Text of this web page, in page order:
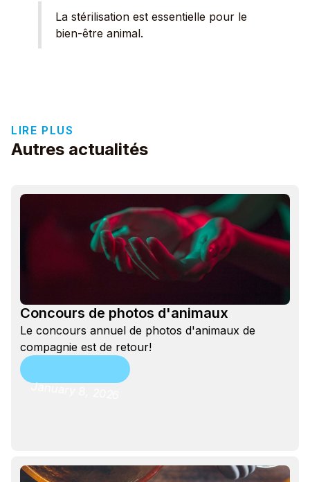
La stérilisation est essentielle pour le
bien-être animal.
LIRE PLUS
Autres actualités
Concours de photos d'animaux
Le concours annuel de photos d'animaux de
compagnie est de retour!
January 8, 2026